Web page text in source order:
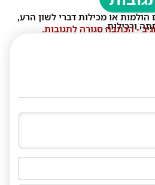
או מכילות דברי לשון הרע,
ורכילות.
- הכתבה סגורה לתגובות.
שם*